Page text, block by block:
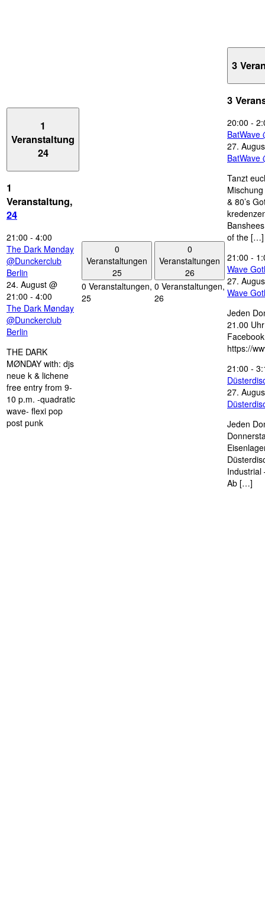
1
Veranstaltung
24
1
Veranstaltung,
24
21:00 - 4:00
The Dark Mønday
@Dunckerclub
Berlin
24. August @
21:00 - 4:00
The Dark Mønday
@Dunckerclub
Berlin
THE DARK
MØNDAY with: djs
neue k & lichene
free entry from 9-
10 p.m. -quadratic
wave- flexi pop
post punk
0
Veranstaltungen
25
0 Veranstaltungen,
25
0
Veranstaltungen
26
0 Veranstaltungen,
26
3
3
20:00 -
BatWave
27.
BatWave
Tanzt
& 80’s
of the […]
21:00 -
Wave
27.
Wave
Jeden
21.00
https://
21:00 -
27.
Jeden
Industrial
Ab […]